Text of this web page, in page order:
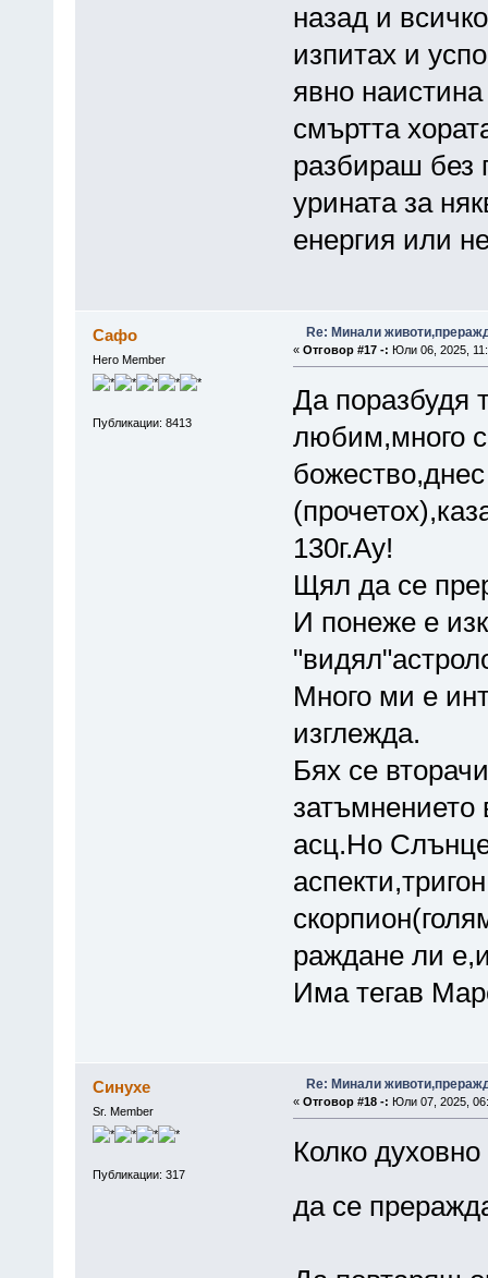
назад и
изпитах и
явно
смъртта
разбираш
урината за
енергия или
Сафо
Hero Member
Публикации: 8413
Re: Минали
« Отговор #17 -: Юли 06, 2025,
Да поразбудя
любим,много
130г.Ау!
Щял да се
И понеже е
Много ми е
изглежда.
Бях се
затъмнението
асц.Но
раждане ли
Има тегав
Синухе
Sr. Member
Публикации: 317
Re: Минали
« Отговор #18 -: Юли 07, 2025,
Колко
да се